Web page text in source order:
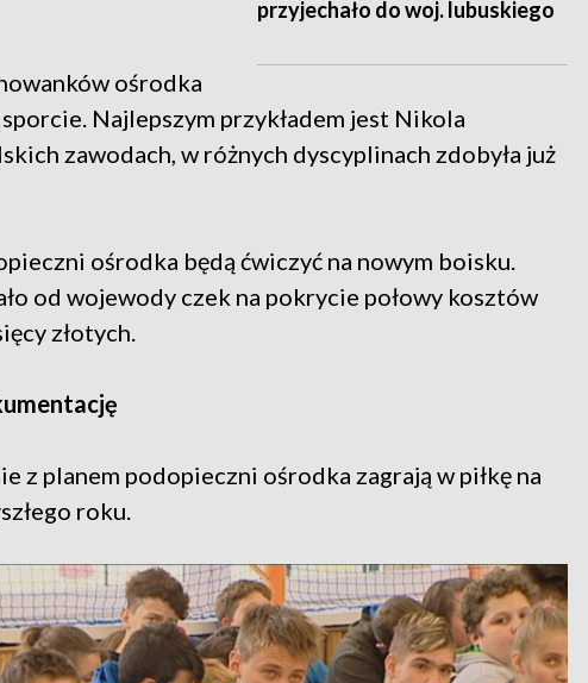
przyjechało do woj. lubuskiego
ośrodka
Najlepszym przykładem jest Nikola
zawodach, w różnych dyscyplinach zdobyła już
ośrodka będą ćwiczyć na nowym boisku.
od wojewody czek na pokrycie połowy kosztów
złotych.
z planem podopieczni ośrodka zagrają w piłkę na
roku.